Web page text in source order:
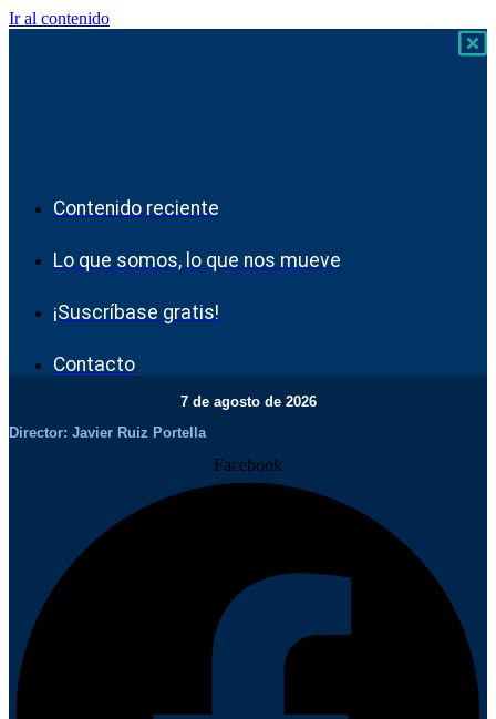
Ir al contenido
Contenido reciente
Lo que somos, lo que nos mueve
¡Suscríbase gratis!
Contacto
7 de agosto de 2026
Director: Javier Ruiz Portella
Facebook